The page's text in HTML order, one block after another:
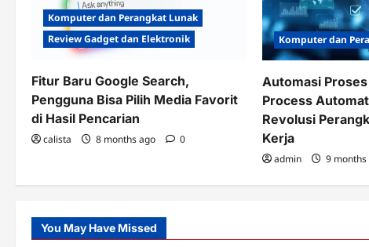
Komputer dan Perangkat Lunak
Review Gadget dan Elektronik
Fitur Baru Google Search,
Pengguna Bisa Pilih Media Favorit
di Hasil Pencarian
calista 8 months ago 0
Komputer dan
Automasi
Process
Revolusi
Kerja
admin 9 months
You May Have Missed